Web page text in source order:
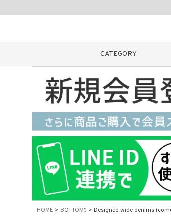
CATEGORY
HOME BOTTOMS Designed wide denims